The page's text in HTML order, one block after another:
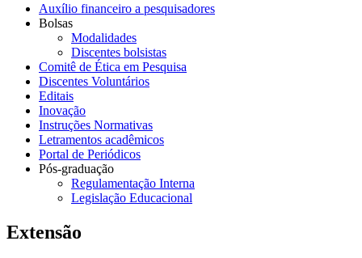
Auxílio financeiro a pesquisadores
Bolsas
Modalidades
Discentes bolsistas
Comitê de Ética em Pesquisa
Discentes Voluntários
Editais
Inovação
Instruções Normativas
Letramentos acadêmicos
Portal de Periódicos
Pós-graduação
Regulamentação Interna
Legislação Educacional
Extensão